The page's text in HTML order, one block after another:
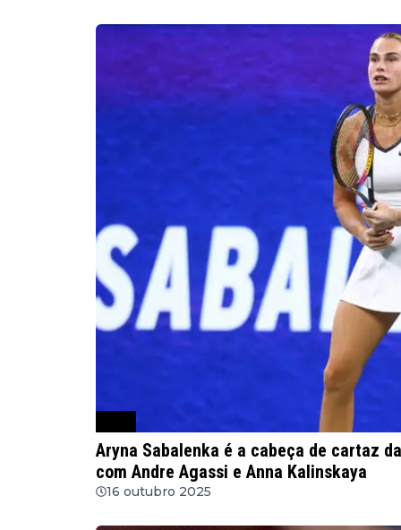
Aryna Sabalenka é a cabeça de cartaz
com Andre Agassi e Anna Kalinskaya
16 outubro 2025